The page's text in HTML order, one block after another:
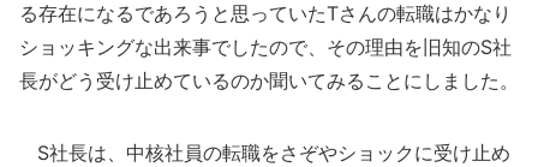
る存在になるであろうと思っていたTさんの転職はかなり
ショッキングな出来事でしたので、その理由を旧知のS社
長がどう受け止めているのか聞いてみることにしました。
S社長は、中核社員の転職をさぞやショックに受け止め